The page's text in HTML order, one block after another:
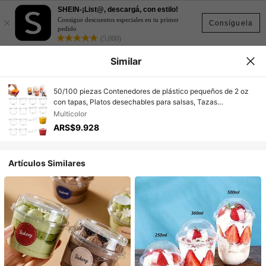
Consíguela
×
SHEIN-¡List@, descargá, con estilo!
Consigue descuentos especiales en tu primer
pedido
(5,000)
Similar
50/100 piezas Contenedores de plástico pequeños de 2 oz
con tapas, Platos desechables para salsas, Tazas
minimalistas transparentes para salsas, Tazas para jello shots
con tapas, Tazas de porción con tapa abatible, Para cocina,
Salsas, Condimentos, Soufflé, Aderezo de ensalada,
Multicolor
ARS$9.928
Artículos Similares